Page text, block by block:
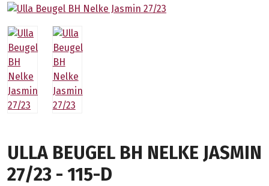
ULLA BEUGEL BH NELKE JASMIN
27/23 - 115-D